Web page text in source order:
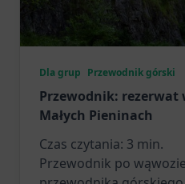
Dla grup Przewodnik górski
Przewodnik: rezerwat
Małych Pieninach
Czas czytania: 3 min.
Przewodnik po